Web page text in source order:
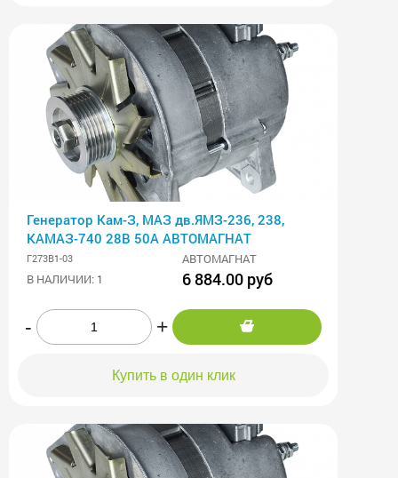
Генератор Кам-З, МАЗ дв.ЯМЗ-236, 238,
КАМАЗ-740 28В 50А АВТОМАГНАТ
Г273В1-03
АВТОМАГНАТ
В НАЛИЧИИ: 1
6 884.00 руб
- +
Купить в один клик